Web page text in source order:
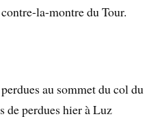
la-montre du Tour.
au sommet du col du
de perdues hier à Luz